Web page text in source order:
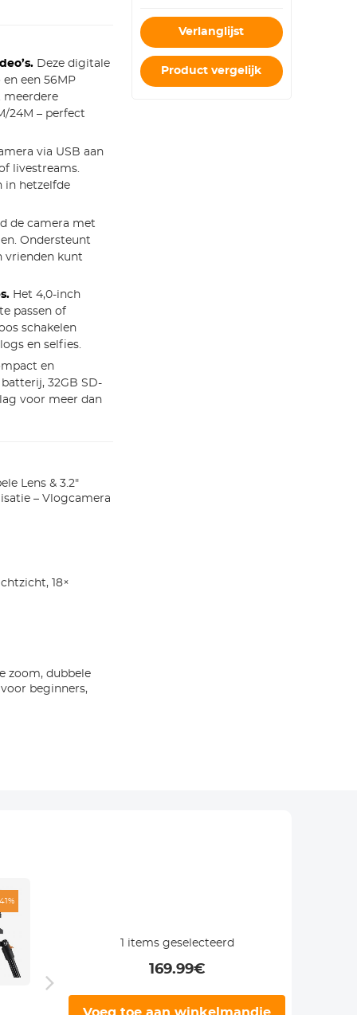
Deze digitale
een 56MP
meerdere
24M – perfect
via USB aan
livestreams.
in hetzelfde
de camera met
Ondersteunt
vrienden kunt
Het 4,0-inch
passen of
schakelen
en selfies.
en
32GB SD-
voor meer dan
Lens & 3.2"
– Vlogcamera
18×
zoom, dubbele
beginners,
hemelblauw –
voor kinderen
van 4-15 jaar –
Verlanglijst
Product vergelijk
Alpha Camera
1 items geselecteerd
169.99€
Voeg toe aan winkelmandje